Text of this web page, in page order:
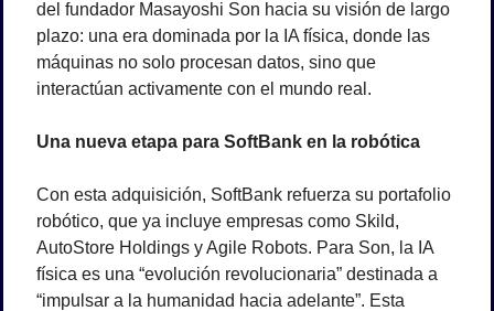
del fundador Masayoshi Son hacia su visión de largo
plazo: una era dominada por la IA física, donde las
máquinas no solo procesan datos, sino que
interactúan activamente con el mundo real.
Una nueva etapa para SoftBank en la robótica
Con esta adquisición, SoftBank refuerza su portafolio
robótico, que ya incluye empresas como Skild,
AutoStore Holdings y Agile Robots. Para Son, la IA
física es una “evolución revolucionaria” destinada a
“impulsar a la humanidad hacia adelante”. Esta